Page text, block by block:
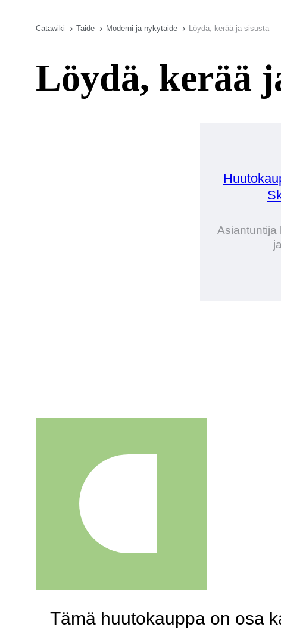
Catawiki Taide Moderni ja nykytaide Löydä, kerää ja sisusta
Löydä, kerää
Asiantuntija
Tämä huutokauppa on osa